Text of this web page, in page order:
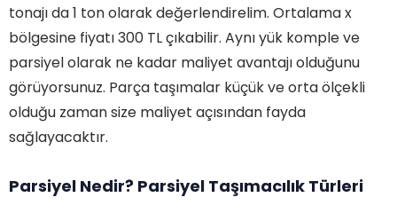
tonajı da 1 ton olarak değerlendirelim. Ortalama x
bölgesine fiyatı 300 TL çıkabilir. Aynı yük komple ve
parsiyel olarak ne kadar maliyet avantajı olduğunu
görüyorsunuz. Parça taşımalar küçük ve orta ölçekli
olduğu zaman size maliyet açısından fayda
sağlayacaktır.
Parsiyel Nedir? Parsiyel Taşımacılık Türleri